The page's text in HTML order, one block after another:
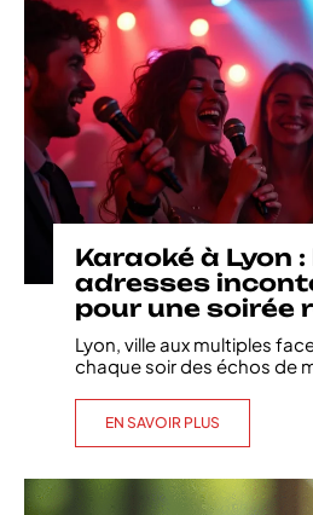
Karaoké à Lyon :
adresses
pour une soirée
Lyon, ville aux multiples
chaque soir des échos de
EN SAVOIR PLUS